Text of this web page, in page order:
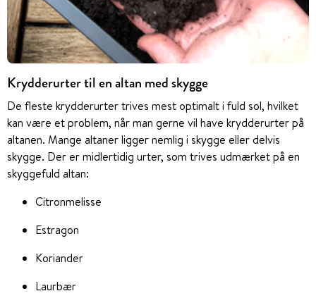
Krydderurter til en altan med skygge
De fleste krydderurter trives mest optimalt i fuld sol, hvilket
kan være et problem, når man gerne vil have krydderurter på
altanen. Mange altaner ligger nemlig i skygge eller delvis
skygge. Der er midlertidig urter, som trives udmærket på en
skyggefuld altan:
Citronmelisse
Estragon
Koriander
Laurbær